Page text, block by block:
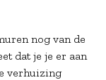
nog van de
dat je je er aan
verhuizing